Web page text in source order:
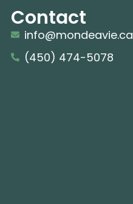
Contact
info@mondeavie.ca
(450) 474-5078